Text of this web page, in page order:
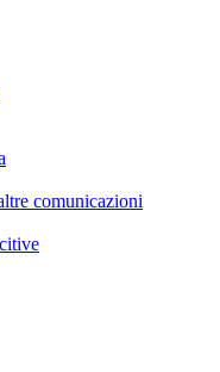
comunicazioni